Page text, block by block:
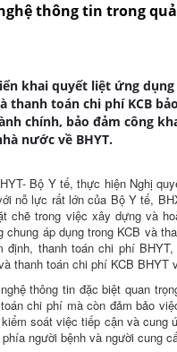
thông tin trong
khai quyết liệt ứng
thanh toán chi phí KCB
chính, bảo đảm công
nước về BHYT.
Bộ Y tế, thực hiện Nghị
nỗ lực rất lớn của Bộ Y tế,
chẽ trong việc xây dựng và
chung áp dụng trong KCB và
thanh toán chi phí
thanh toán chi phí KCB
thông tin đặc biệt quan
chi phí mà còn đảm bảo
soát việc tiếp cận và
người bệnh và người cung